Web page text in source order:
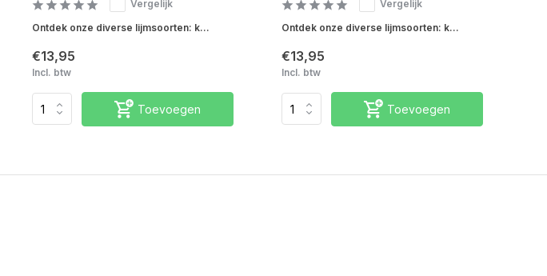
Vergelijk
Ontdek onze diverse lijmsoorten: k...
€13,95
Incl. btw
Toevoegen
Vergelijk
Ontdek onze diverse lijmsoorten: k...
€13,95
Incl. btw
Toevoegen